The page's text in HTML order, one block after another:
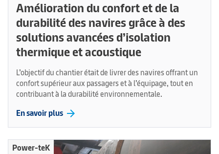
Amélioration du confort et de la
durabilité des navires grâce à des
solutions avancées d’isolation
thermique et acoustique
L’objectif du chantier était de livrer des navires offrant un
confort supérieur aux passagers et à l’équipage, tout en
contribuant à la durabilité environnementale.
En savoir plus arrow_forward
Power-teK